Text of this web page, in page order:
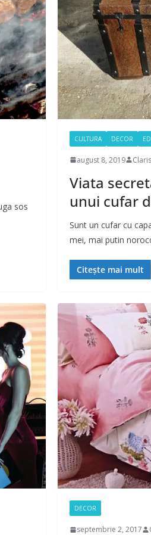
sos
CULTURA DECOR
august 8, 2019
Viata
unui cufar
Sunt un cufar cu
mei, mai putin
Citește mai mult
DECOR
septembrie 2, 2017